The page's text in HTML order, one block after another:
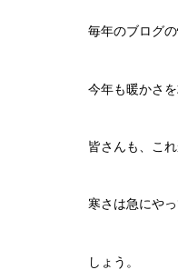
毎年のブログ
今年も暖かさ
皆さんも、こ
寒さは急にや
しょう。